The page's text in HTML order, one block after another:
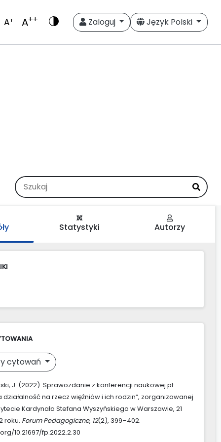
A+ A++ Zaloguj Język Polski
Statystyki Autorzy
cytowań
J. (2022). Sprawozdanie z konferencji naukowej pt.
działalność na rzecz więźniów i ich rodzin”, zorganizowanej
Kardynała Stefana Wyszyńskiego w Warszawie, 21
roku. Forum Pedagogiczne, 12(2), 399–402.
10.21697/fp.2022.2.30